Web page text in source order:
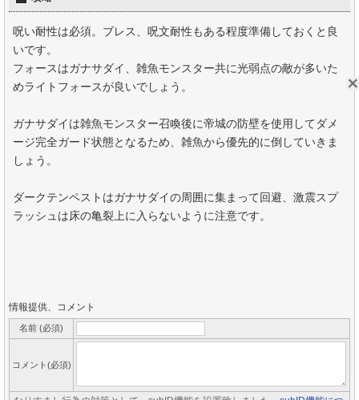
呪い耐性は必須。ブレス、呪文耐性もある程度準備しておくと良
いです。
フォースはガナサダイ、雑魚モンスター共に光弱点の敵が多いた
めライトフォースが良いでしょう。
ガナサダイは雑魚モンスター召喚後に帝城の防壁を使用してダメ
ージ完全ガード状態となるため、雑魚から優先的に倒していきま
しょう。
ダークテンペストはガナサダイの周囲に集まって回避、激震スプ
ラッシュは床の亀裂上に入らないように注意です。
情報提供、コメント
名前 (必須)
コメント(必須)